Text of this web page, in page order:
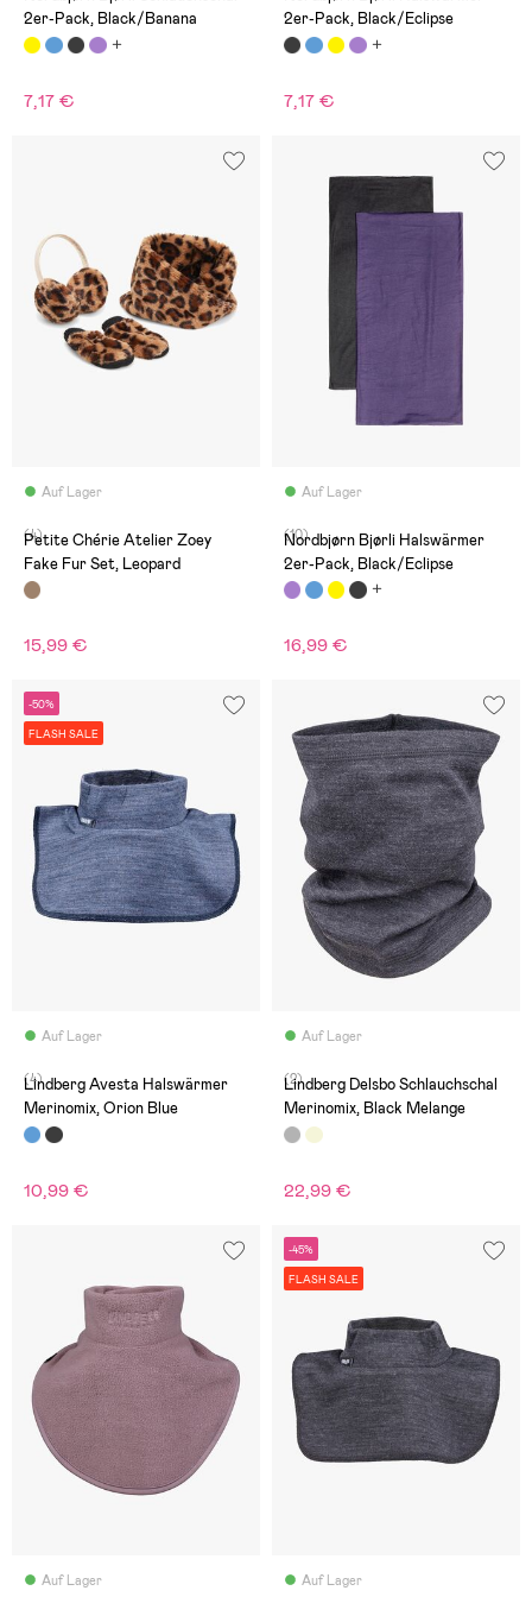
2er-Pack, Black/Banana
7,17 €
2er-Pack, Black/Eclipse
7,17 €
Auf Lager
(4)
Petite Chérie Atelier Zoey
Fake Fur Set, Leopard
15,99 €
Auf Lager
(10)
Nordbjørn Bjørli Halswärmer
2er-Pack, Black/Eclipse
16,99 €
-50%
FLASH SALE
Auf Lager
(4)
Lindberg Avesta Halswärmer
Merinomix, Orion Blue
10,99 €
Auf Lager
(2)
Lindberg Delsbo Schlauchschal
Merinomix, Black Melange
22,99 €
Auf Lager
-45%
FLASH SALE
Auf Lager